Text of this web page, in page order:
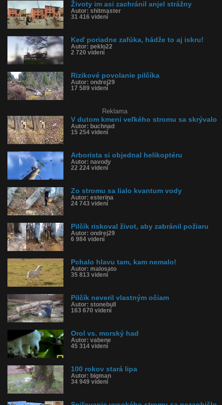
Dľžka: 1:29
Kategória: cestovanie
Tagy: had, strom, odpíli, spílil, bútľavý
História sledovanosti videa:
Životy im asi zachránil anjel strážny
Autor: shitmaster
31 416 videní
Keď poriadne zafúka, hádže to aj iskru!
Autor: peklo22
2 720 videní
Rizikové povolanie pilčíka
Autor: ondrej29
17 589 videní
Reklama
V dutom kmeni veľkého stromu sa skrývalo
Autor: buchnad
15 254 videní
Arborista si objednal helikoptéru
Autor: navody
22 224 videní
Zo stromu sa lialo kvantum vody
Autor: esterina
24 743 videní
Pilčík riskoval život, aby zabránil požiaru
Autor: ondrej29
6 984 videní
Pchalo hlavu tam, kam nemalo!
Autor: malosato
35 813 videní
Pilčík neveril vlastným očiam
Autor: stonebull
163 670 videní
Orol vs. morský had
Autor: vabene
45 314 videní
100 rokov stará lipa
Autor: bigman
34 949 videní